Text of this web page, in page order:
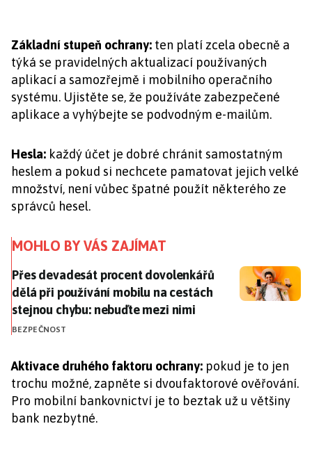
Základní stupeň ochrany: ten platí zcela obecně a
týká se pravidelných aktualizací používaných
aplikací a samozřejmě i mobilního operačního
systému. Ujistěte se, že používáte zabezpečené
aplikace a vyhýbejte se podvodným e-mailům.
Hesla: každý účet je dobré chránit samostatným
heslem a pokud si nechcete pamatovat jejich velké
množství, není vůbec špatné použít některého ze
správců hesel.
MOHLO BY VÁS ZAJÍMAT
Přes devadesát procent dovolenkářů dělá při
Přes devadesát procent dovolenkářů
dělá při používání mobilu na cestách
stejnou chybu: nebuďte mezi nimi
BEZPEČNOST
Aktivace druhého faktoru ochrany: pokud je to jen
trochu možné, zapněte si dvoufaktorové ověřování.
Pro mobilní bankovnictví je to beztak už u většiny
bank nezbytné.